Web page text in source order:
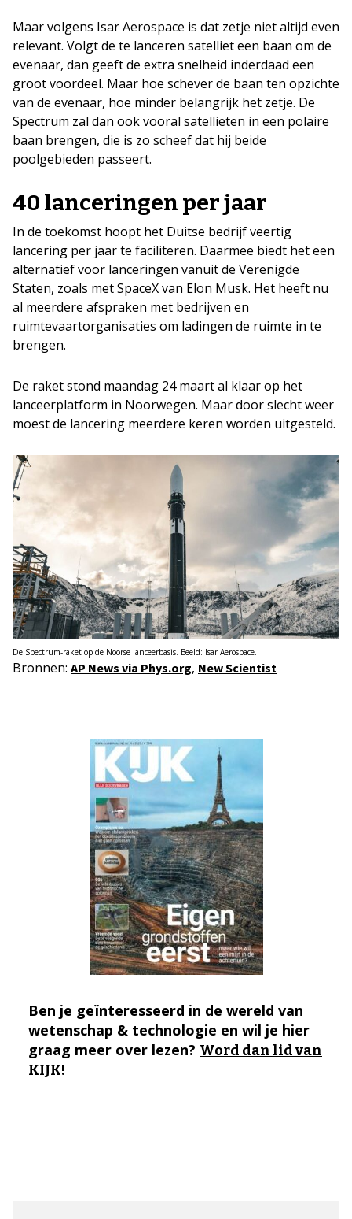
Maar volgens Isar Aerospace is dat zetje niet altijd even
relevant. Volgt de te lanceren satelliet een baan om de
evenaar, dan geeft de extra snelheid inderdaad een
groot voordeel. Maar hoe schever de baan ten opzichte
van de evenaar, hoe minder belangrijk het zetje. De
Spectrum zal dan ook vooral satellieten in een polaire
baan brengen, die is zo scheef dat hij beide
poolgebieden passeert.
40 lanceringen per jaar
In de toekomst hoopt het Duitse bedrijf veertig
lancering per jaar te faciliteren. Daarmee biedt het een
alternatief voor lanceringen vanuit de Verenigde
Staten, zoals met SpaceX van Elon Musk. Het heeft nu
al meerdere afspraken met bedrijven en
ruimtevaartorganisaties om ladingen de ruimte in te
brengen.
De raket stond maandag 24 maart al klaar op het
lanceerplatform in Noorwegen. Maar door slecht weer
moest de lancering meerdere keren worden uitgesteld.
De Spectrum-raket op de Noorse lanceerbasis. Beeld: Isar Aerospace.
Bronnen: AP News via Phys.org, New Scientist
Ben je geïnteresseerd in de wereld van
wetenschap & technologie en wil je hier
graag meer over lezen? Word dan lid van
KIJK!